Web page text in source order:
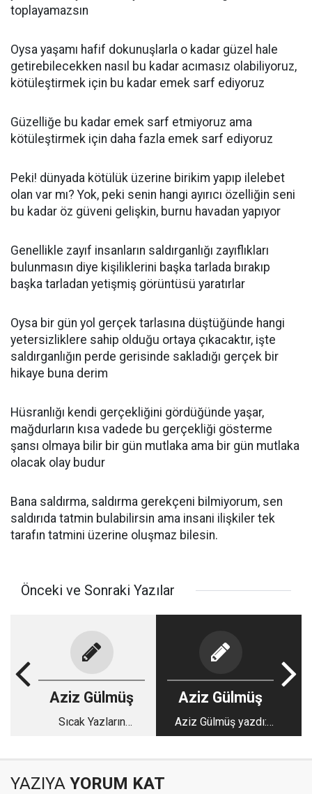
toplayamazsın
Oysa yaşamı hafif dokunuşlarla o kadar güzel hale
getirebilecekken nasıl bu kadar acımasız olabiliyoruz,
kötüleştirmek için bu kadar emek sarf ediyoruz
Güzelliğe bu kadar emek sarf etmiyoruz ama
kötüleştirmek için daha fazla emek sarf ediyoruz
Peki! dünyada kötülük üzerine birikim yapıp ilelebet
olan var mı? Yok, peki senin hangi ayırıcı özelliğin seni
bu kadar öz güveni gelişkin, burnu havadan yapıyor
Genellikle zayıf insanların saldırganlığı zayıflıkları
bulunmasın diye kişiliklerini başka tarlada bırakıp
başka tarladan yetişmiş görüntüsü yaratırlar
Oysa bir gün yol gerçek tarlasına düştüğünde hangi
yetersizliklere sahip olduğu ortaya çıkacaktır, işte
saldırganlığın perde gerisinde sakladığı gerçek bir
hikaye buna derim
Hüsranlığı kendi gerçekliğini gördüğünde yaşar,
mağdurların kısa vadede bu gerçekliği gösterme
şansı olmaya bilir bir gün mutlaka ama bir gün mutlaka
olacak olay budur
Bana saldırma, saldırma gerekçeni bilmiyorum, sen
saldırıda tatmin bulabilirsin ama insani ilişkiler tek
tarafın tatmini üzerine oluşmaz bilesin.
Önceki ve Sonraki Yazılar
Aziz Gülmüş
Sıcak Yazların
Aziz Gülmüş
Aziz Gülmüş yazdı:
Pekmez
YAZIYA YORUM KAT